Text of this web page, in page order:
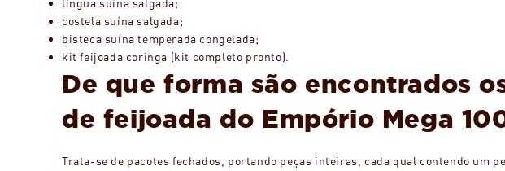
língua suína salgada;
costela suína salgada;
bisteca suína temperada congelada;
kit feijoada coringa (kit completo pronto).
De que forma são encontrados
de feijoada do Empório Mega
Trata-se de pacotes fechados, portando peças inteiras, cada qual contendo um